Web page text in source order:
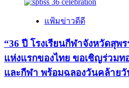
แฟ้มข่าวดีดี
“36 ปี โรงเรียนกีฬาจังหวัดสุพ
แห่งแรกของไทย ขอเชิญร่วมท
และกีฬา พร้อมฉลองวันคล้ายวั